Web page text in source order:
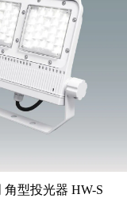
角型投光器 HW-S